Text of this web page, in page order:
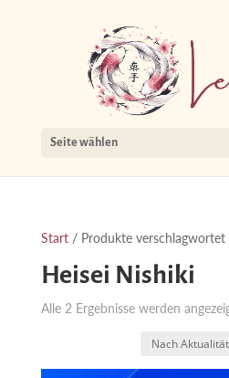
Seite wählen
Start/ Produkte verschlagwortet
Heisei Nishiki
Alle 2 Ergebnisse werden